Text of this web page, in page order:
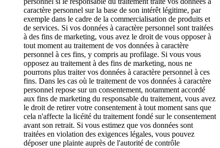
caractère personnel sur la base de son intérêt légitime, par
exemple dans le cadre de la commercialisation de produits et
de services. Si vos données à caractère personnel sont traitées
à des fins de marketing, vous avez le droit de vous opposer à
tout moment au traitement de vos données à caractère
personnel à ces fins, y compris au profilage. Si vous vous
opposez au traitement à des fins de marketing, nous ne
pourrons plus traiter vos données à caractère personnel à ces
fins. Dans les cas où le traitement de vos données à caractère
personnel repose sur un consentement, notamment accordé
aux fins de marketing du responsable du traitement, vous avez
le droit de retirer votre consentement à tout moment sans que
cela n'affecte la licéité du traitement fondé sur le consentement
avant son retrait. Si vous estimez que vos données sont
traitées en violation des exigences légales, vous pouvez
déposer une plainte auprès de l'autorité de contrôle